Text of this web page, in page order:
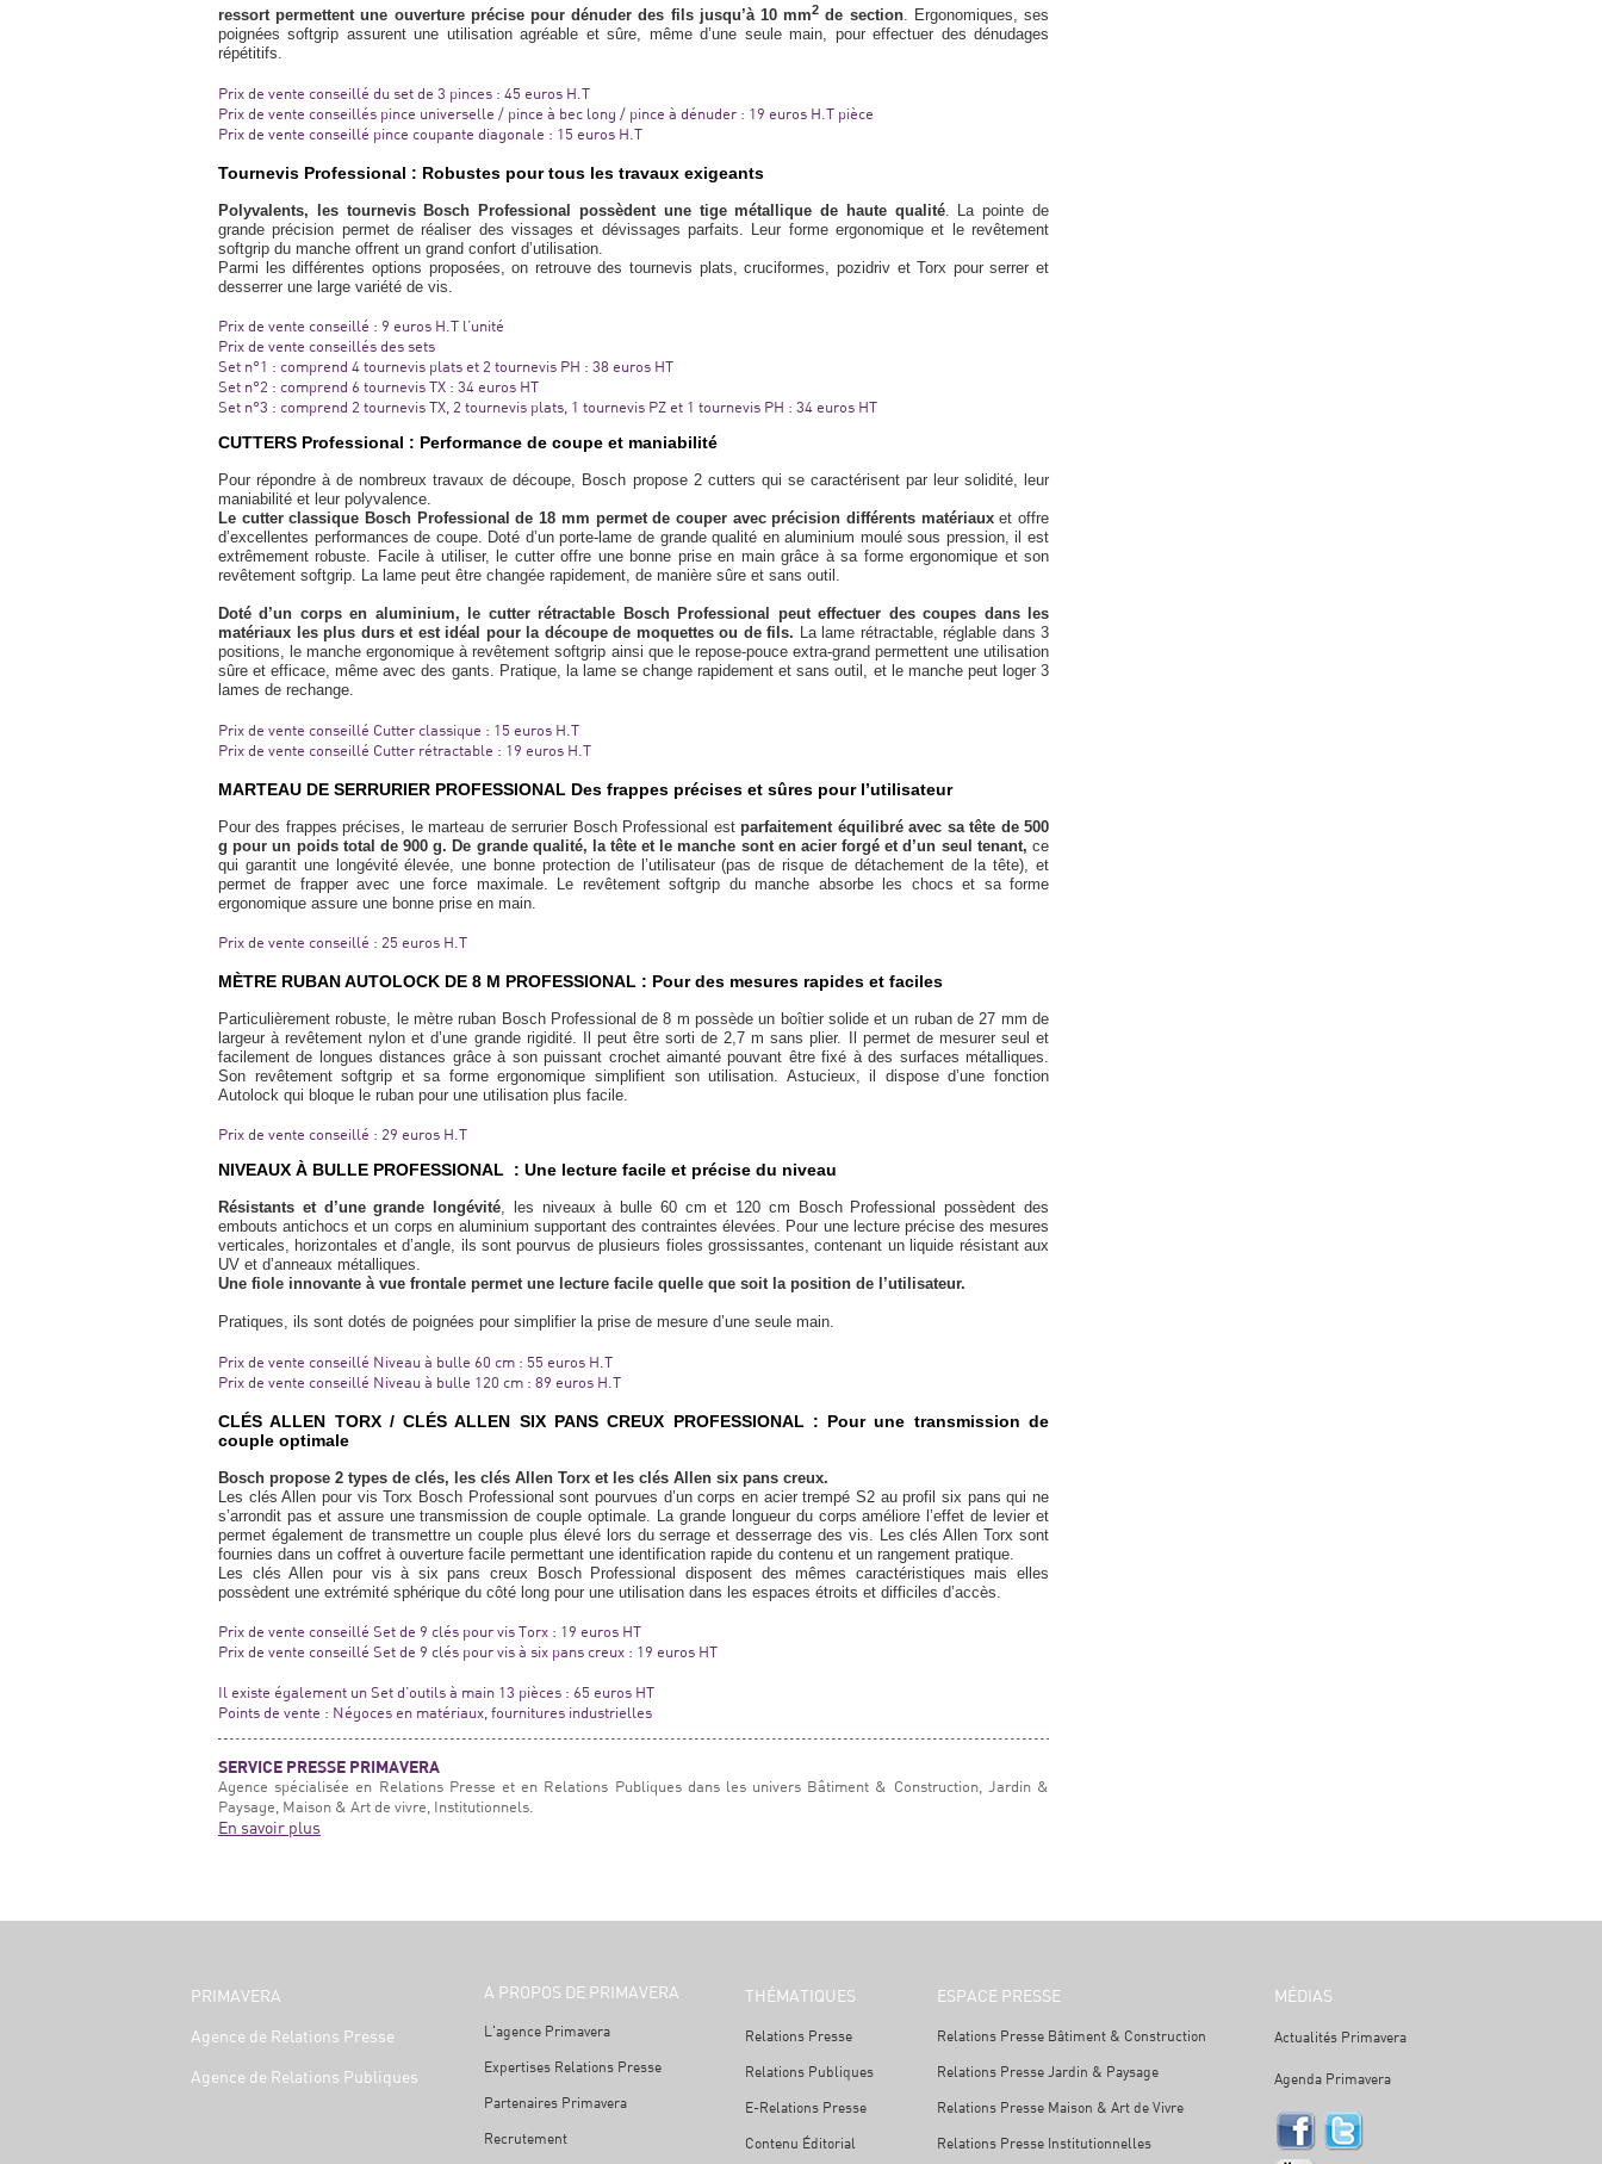
ressort permettent une ouverture précise pour dénuder des fils jusqu’à 10 mm2 de section. Ergonomiques, ses
poignées softgrip assurent une utilisation agréable et sûre, même d’une seule main, pour effectuer des dénudages
répétitifs.
Prix de vente conseillé du set de 3 pinces : 45 euros H.T
Prix de vente conseillés pince universelle / pince à bec long / pince à dénuder : 19 euros H.T pièce
Prix de vente conseillé pince coupante diagonale : 15 euros H.T
Tournevis Professional : Robustes pour tous les travaux exigeants
Polyvalents, les tournevis Bosch Professional possèdent une tige métallique de haute qualité. La pointe de
grande précision permet de réaliser des vissages et dévissages parfaits. Leur forme ergonomique et le revêtement
softgrip du manche offrent un grand confort d’utilisation.
Parmi les différentes options proposées, on retrouve des tournevis plats, cruciformes, pozidriv et Torx pour serrer et
desserrer une large variété de vis.
Prix de vente conseillé : 9 euros H.T l’unité
Prix de vente conseillés des sets
Set n°1 : comprend 4 tournevis plats et 2 tournevis PH : 38 euros HT
Set n°2 : comprend 6 tournevis TX : 34 euros HT
Set n°3 : comprend 2 tournevis TX, 2 tournevis plats, 1 tournevis PZ et 1 tournevis PH : 34 euros HT
CUTTERS Professional : Performance de coupe et maniabilité
Pour répondre à de nombreux travaux de découpe, Bosch propose 2 cutters qui se caractérisent par leur solidité, leur
maniabilité et leur polyvalence.
Le cutter classique Bosch Professional de 18 mm permet de couper avec précision différents matériauxet offre
d’excellentes performances de coupe. Doté d’un porte-lame de grande qualité en aluminium moulé sous pression, il est
extrêmement robuste. Facile à utiliser, le cutter offre une bonne prise en main grâce à sa forme ergonomique et son
revêtement softgrip. La lame peut être changée rapidement, de manière sûre et sans outil.
Doté d’un corps en aluminium, le cutter rétractable Bosch Professional peut effectuer des coupes dans les
matériaux les plus durs et est idéal pour la découpe de moquettes ou de fils. La lame rétractable, réglable dans 3
positions, le manche ergonomique à revêtement softgrip ainsi que le repose-pouce extra-grand permettent une utilisation
sûre et efficace, même avec des gants. Pratique, la lame se change rapidement et sans outil, et le manche peut loger 3
lames de rechange.
Prix de vente conseillé Cutter classique : 15 euros H.T
Prix de vente conseillé Cutter rétractable : 19 euros H.T
MARTEAU DE SERRURIER PROFESSIONAL Des frappes précises et sûres pour l’utilisateur
Pour des frappes précises, le marteau de serrurier Bosch Professional estparfaitement équilibré avec sa tête de 500
g pour un poids total de 900 g. De grande qualité, la tête et le manche sont en acier forgé et d’un seul tenant, ce
qui garantit une longévité élevée, une bonne protection de l’utilisateur (pas de risque de détachement de la tête), et
permet de frapper avec une force maximale. Le revêtement softgrip du manche absorbe les chocs et sa forme
ergonomique assure une bonne prise en main.
Prix de vente conseillé : 25 euros H.T
MÈTRE RUBAN AUTOLOCK DE 8 M PROFESSIONAL : Pour des mesures rapides et faciles
Particulièrement robuste, le mètre ruban Bosch Professional de 8 m possède un boîtier solide et un ruban de 27 mm de
largeur à revêtement nylon et d’une grande rigidité. Il peut être sorti de 2,7 m sans plier. Il permet de mesurer seul et
facilement de longues distances grâce à son puissant crochet aimanté pouvant être fixé à des surfaces métalliques.
Son revêtement softgrip et sa forme ergonomique simplifient son utilisation. Astucieux, il dispose d’une fonction
Autolock qui bloque le ruban pour une utilisation plus facile.
Prix de vente conseillé : 29 euros H.T
NIVEAUX À BULLE PROFESSIONAL : Une lecture facile et précise du niveau
Résistants et d’une grande longévité, les niveaux à bulle 60 cm et 120 cm Bosch Professional possèdent des
embouts antichocs et un corps en aluminium supportant des contraintes élevées. Pour une lecture précise des mesures
verticales, horizontales et d’angle, ils sont pourvus de plusieurs fioles grossissantes, contenant un liquide résistant aux
UV et d’anneaux métalliques.
Une fiole innovante à vue frontale permet une lecture facile quelle que soit la position de l’utilisateur.
Pratiques, ils sont dotés de poignées pour simplifier la prise de mesure d’une seule main.
Prix de vente conseillé Niveau à bulle 60 cm : 55 euros H.T
Prix de vente conseillé Niveau à bulle 120 cm : 89 euros H.T
CLÉS ALLEN TORX / CLÉS ALLEN SIX PANS CREUX PROFESSIONAL : Pour une transmission de
couple optimale
Bosch propose 2 types de clés, les clés Allen Torx et les clés Allen six pans creux.
Les clés Allen pour vis Torx Bosch Professional sont pourvues d’un corps en acier trempé S2 au profil six pans qui ne
s’arrondit pas et assure une transmission de couple optimale. La grande longueur du corps améliore l’effet de levier et
permet également de transmettre un couple plus élevé lors du serrage et desserrage des vis. Les clés Allen Torx sont
fournies dans un coffret à ouverture facile permettant une identification rapide du contenu et un rangement pratique.
Les clés Allen pour vis à six pans creux Bosch Professional disposent des mêmes caractéristiques mais elles
possèdent une extrémité sphérique du côté long pour une utilisation dans les espaces étroits et difficiles d’accès.
Prix de vente conseillé Set de 9 clés pour vis Torx : 19 euros HT
Prix de vente conseillé Set de 9 clés pour vis à six pans creux : 19 euros HT
Il existe également un Set d’outils à main 13 pièces : 65 euros HT
Points de vente : Négoces en matériaux, fournitures industrielles
SERVICE PRESSE PRIMAVERA
Agence spécialisée en Relations Presse et en Relations Publiques dans les univers Bâtiment & Construction, Jardin &
Paysage, Maison & Art de vivre, Institutionnels.
En savoir plus
PRIMAVERA
Agence de Relations Presse
Agence de Relations Publiques
A PROPOS DE PRIMAVERA
L'agence Primavera
Expertises Relations Presse
Partenaires Primavera
Recrutement
THÉMATIQUES
Relations Presse
Relations Publiques
E-Relations Presse
Contenu Éditorial
ESPACE PRESSE
Relations Presse Bâtiment & Construction
Relations Presse Jardin & Paysage
Relations Presse Maison & Art de Vivre
Relations Presse Institutionnelles
MÉDIAS
Actualités Primavera
Agenda Primavera